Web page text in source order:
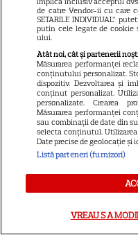
Sandra Oh
plecat din
Discuția cu
care a
Cristina Yang
de catre Vendor-ii cu care
SETARILE INDIVIDUAL”
putin cele legate de cookie
ului.
Atât noi, cât și partenerii
Măsurarea performanței
conținutului personalizat.
dispozitiv. Dezvoltarea și
conținut personalizat.
personalizate. Crearea
Măsurarea performanței
sau combinații de date din
selecta conținutul.
Date precise de geolocație
Listă parteneri (furnizori)
VREAU SA